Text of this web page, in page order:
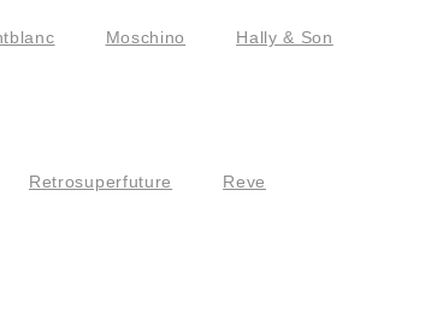
Moschino Hally & Son
Retrosuperfuture Reve